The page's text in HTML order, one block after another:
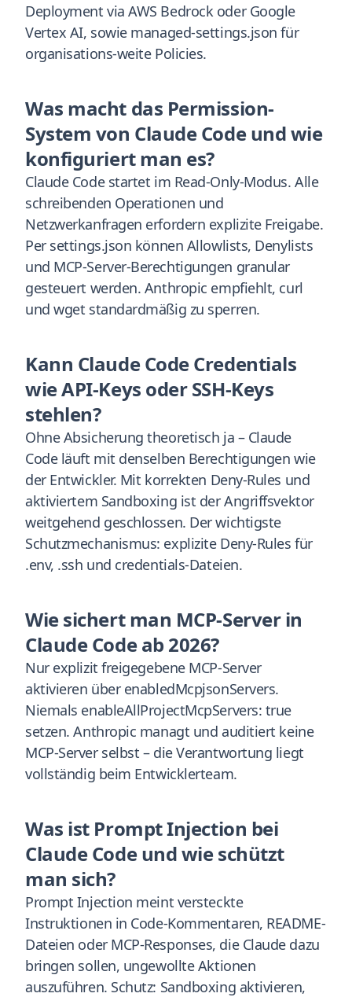
Deployment via AWS Bedrock oder Google
Vertex AI, sowie managed-settings.json für
organisations-weite Policies.
Was macht das Permission-
System von Claude Code und wie
konfiguriert man es?
Claude Code startet im Read-Only-Modus. Alle
schreibenden Operationen und
Netzwerkanfragen erfordern explizite Freigabe.
Per settings.json können Allowlists, Denylists
und MCP-Server-Berechtigungen granular
gesteuert werden. Anthropic empfiehlt, curl
und wget standardmäßig zu sperren.
Kann Claude Code Credentials
wie API-Keys oder SSH-Keys
stehlen?
Ohne Absicherung theoretisch ja – Claude
Code läuft mit denselben Berechtigungen wie
der Entwickler. Mit korrekten Deny-Rules und
aktiviertem Sandboxing ist der Angriffsvektor
weitgehend geschlossen. Der wichtigste
Schutzmechanismus: explizite Deny-Rules für
.env, .ssh und credentials-Dateien.
Wie sichert man MCP-Server in
Claude Code ab 2026?
Nur explizit freigegebene MCP-Server
aktivieren über enabledMcpjsonServers.
Niemals enableAllProjectMcpServers: true
setzen. Anthropic managt und auditiert keine
MCP-Server selbst – die Verantwortung liegt
vollständig beim Entwicklerteam.
Was ist Prompt Injection bei
Claude Code und wie schützt
man sich?
Prompt Injection meint versteckte
Instruktionen in Code-Kommentaren, README-
Dateien oder MCP-Responses, die Claude dazu
bringen sollen, ungewollte Aktionen
auszuführen. Schutz: Sandboxing aktivieren,